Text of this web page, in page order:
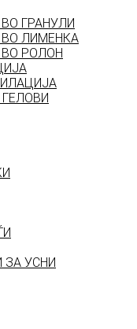
ГРАНУЛИ
ЛИМЕНКА
РОЛОН
ЗА УСНИ